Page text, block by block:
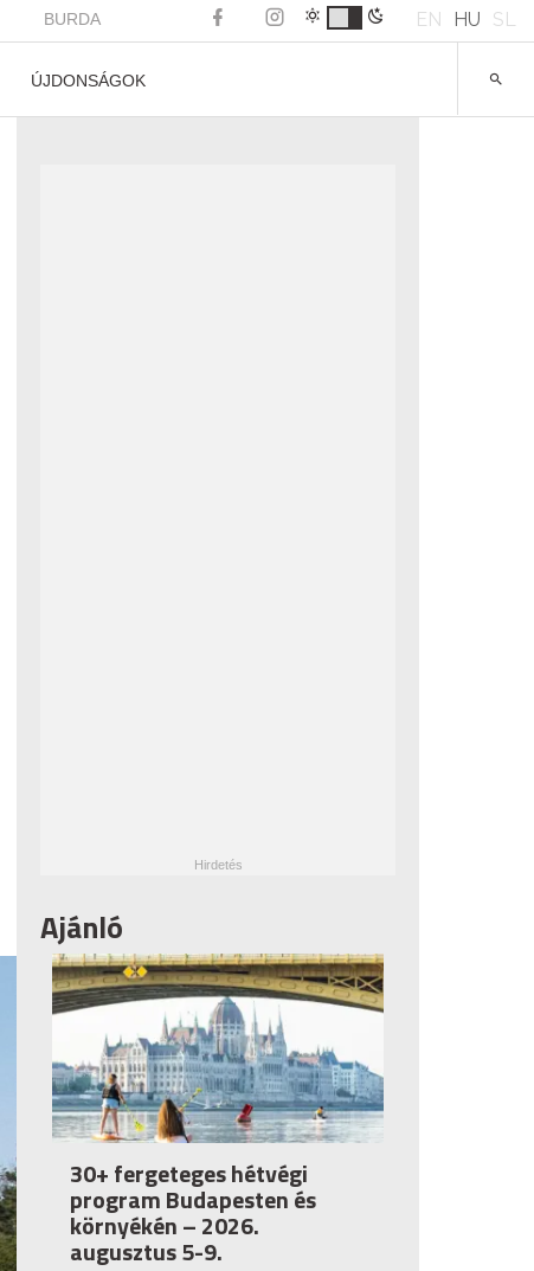
BURDA EN HU SL
ÚJDONSÁGOK
Ajánló
30+ fergeteges hétvégi
program Budapesten és
környékén – 2026.
augusztus 5-9.